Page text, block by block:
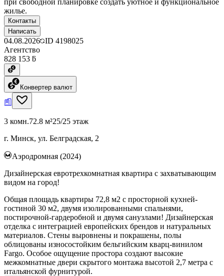
жилье.
Контакты
Написать
04.08.2026 ID 4198025
Агентство
828 153 ƃ
Конвертер валют
3 комн.72.8 м²25/25 этаж
г. Минск, ул. Белградская, 2
Аэродромная (2024)
Дизайнерская евротрехкомнатная квартира с захватывающим
видом на город!
Общая площадь квартиры 72,8 м2 с просторной кухней-
гостиной 30 м2, двумя изолированными спальнями,
постирочной-гардеробной и двумя санузлами! Дизайнерская
отделка с интеграцией европейских брендов и натуральных
материалов. Стены выровнены и покрашены, полы
облицованы износостойким бельгийским кварц-винилом
Fargo. Особое ощущение простора создают высокие
межкомнатные двери скрытого монтажа высотой 2,7 метра с
итальянской фурнитурой.